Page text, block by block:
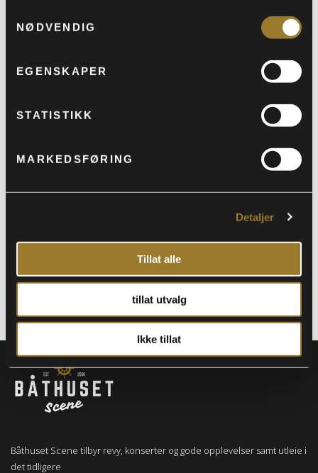
NØDVENDIG
EGENSKAPER
STATISTIKK
MARKEDSFØRING
Detaljer
Tillat alle
tillat utvalg
Ikke tillat
Denne kvelden fortel han om turen, om vår
anna som du ikkje trudde hadde noko med
Det blir tull. Det blir eit par uventa harde
utfall mot alle som liker fjell betre enn folk.
Båthuset Scene tilbyr revy, konserter og gode opplevelser samt utleie i
det tidligere